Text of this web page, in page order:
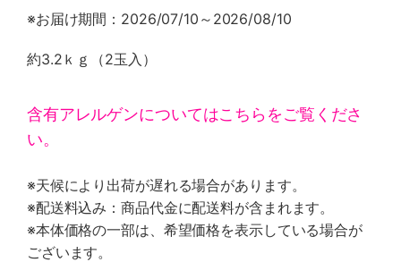
※お届け期間：2026/07/10～2026/08/10
約3.2ｋｇ（2玉入）
含有アレルゲンについてはこちらをご覧くださ
い。
※天候により出荷が遅れる場合があります。
※配送料込み：商品代金に配送料が含まれます。
※本体価格の一部は、希望価格を表示している場合が
ございます。